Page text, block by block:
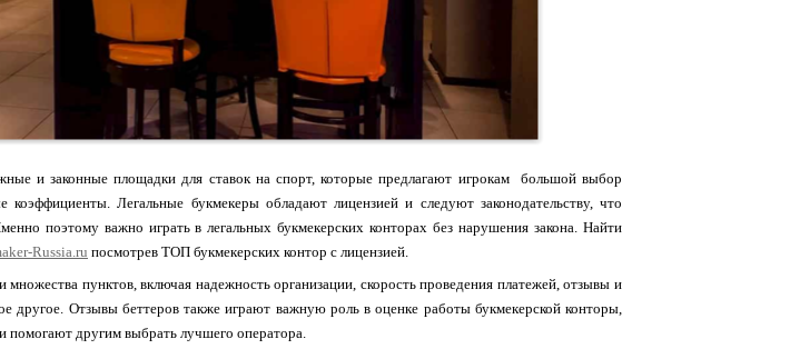
и законные площадки для ставок на спорт, которые предлагают игрокам большой выбор
Легальные букмекеры обладают лицензией и следуют законодательству, что
поэтому важно играть в легальных букмекерских конторах без нарушения закона. Найти
Russia.ru посмотрев ТОП букмекерских контор с лицензией.
множества пунктов, включая надежность организации, скорость проведения платежей, отзывы и
другое. Отзывы беттеров также играют важную роль в оценке работы букмекерской конторы,
помогают другим выбрать лучшего оператора.